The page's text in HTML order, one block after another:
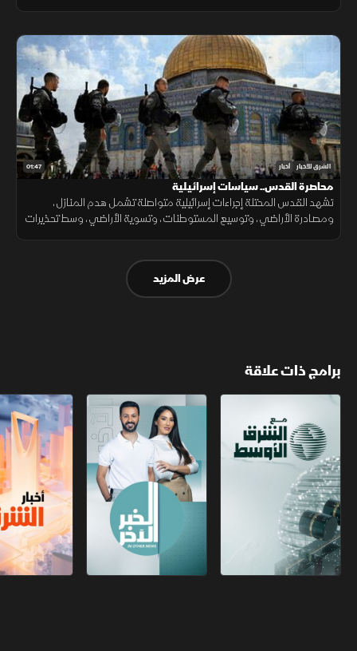
01:47 الشرق للأخبار أخبار
محاصرة القدس.. سياسات إسرائيلية
تشهد القدس المحتلة إجراءات إسرائيلية متواصلة تشمل هدم المنازل،
ومصادرة الأراضي، وتوسيع المستوطنات، وتسوية الأراضي، وسط تحذيرات
عرض المزيد
برامج ذات علاقة
مع الشرق الأوسط الخبر الآخر أخبار الشرق